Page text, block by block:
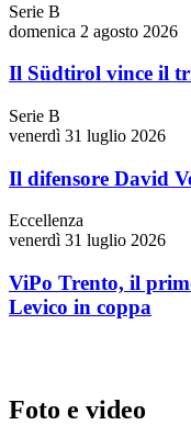
Serie B
domenica 2 agosto 2026
Il Südtirol vince il
Serie B
venerdì 31 luglio 2026
Il difensore David
Eccellenza
venerdì 31 luglio 2026
ViPo Trento, il
Levico in coppa
Foto e video